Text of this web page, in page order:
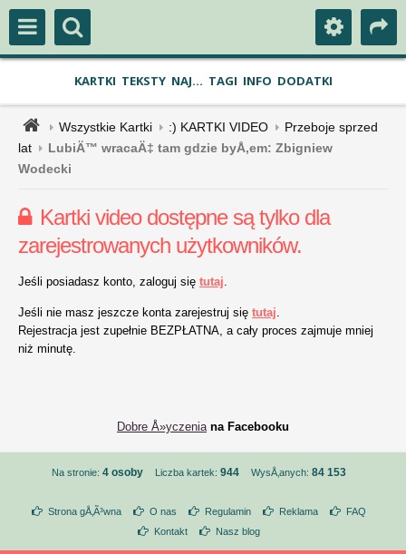
KARTKI TEKSTY NAJ... TAGI INFO DODATKI
Wszystkie Kartki :) KARTKI VIDEO
Przeboje sprzed
lat
LubiÄ™ wracaÄ‡ tam gdzie byÅ‚em: Zbigniew
Wodecki
Kartki video dostępne są tylko dla
zarejestrowanych użytkowników.
Jeśli posiadasz konto, zaloguj się tutaj.
Jeśli nie masz jeszcze konta zarejestruj się tutaj.
Rejestracja jest zupełnie BEZPŁATNA, a cały proces zajmuje mniej
niż minutę.
Dobre Å»yczeniana Facebooku
Na stronie: 4 osoby Liczba kartek: 944 WysÅ‚anych: 84 153
Strona gÅ‚Ã³wna O nas Regulamin Reklama
FAQ
Kontakt
Nasz blog